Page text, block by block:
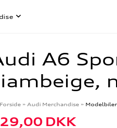
A6
Forside» Audi Merchandise» Modelbiler
DKK